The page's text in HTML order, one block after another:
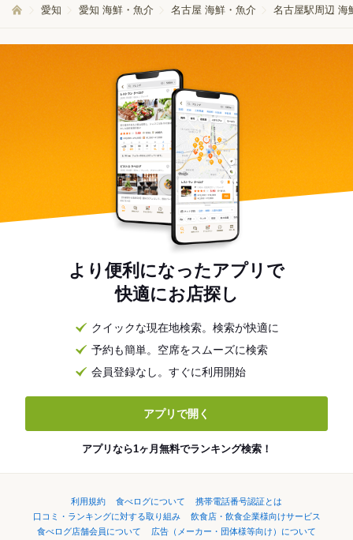
愛知 愛知 海鮮・魚介 名古屋 海鮮・魚介 名古屋駅周辺 海
より便利になったアプリで
快適にお店探し
クイックな現在地検索。検索が快適に
予約も簡単。空席をスムーズに検索
会員登録なし。すぐに利用開始
アプリで開く
アプリなら1ヶ月無料でランキング検索！
利用規約 食べログについて
携帯電話番号認証とは
口コミ・ランキングに対する取り組み
飲食店・飲食企業様向けサービス
食べログ店舗会員について
広告（メーカー・団体様等向け）について